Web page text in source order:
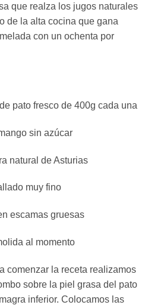
que realza los jugos naturales
de la alta cocina que gana
con un ochenta por
pato fresco de 400g cada una
sin azúcar
natural de Asturias
muy fino
escamas gruesas
al momento
comenzar la receta realizamos
sobre la piel grasa del pato
inferior. Colocamos las